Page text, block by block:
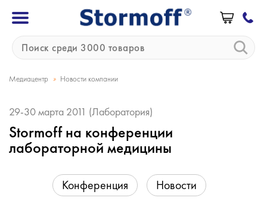
Медиацентр » Новости компании
29-30 марта 2011 (Лаборатория)
Stormoff на конференции
лабораторной медицины
Конференция Новости